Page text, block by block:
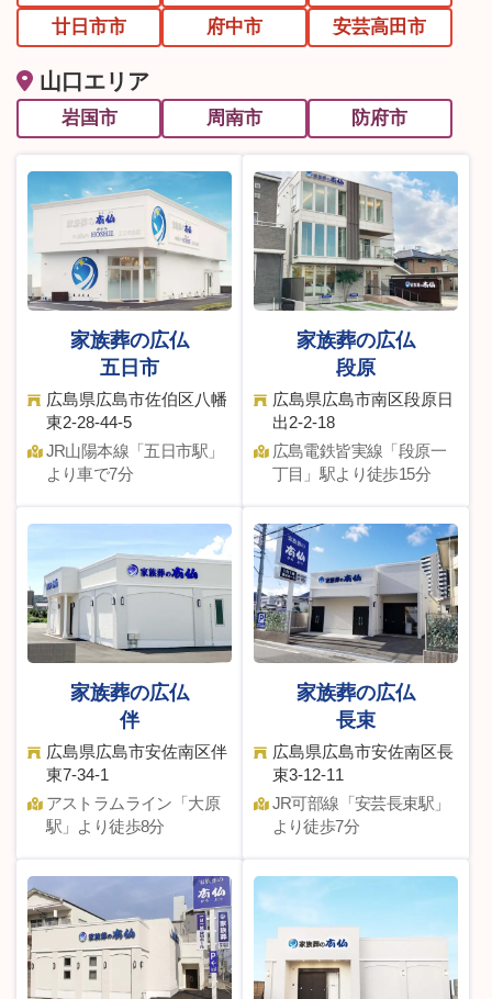
廿日市市
府中市 安芸高田市
山口エリア
岩国市 周南市 防府市
家族葬の広仏
五日市
広島県広島市佐伯区八幡
東2-28-44-5
JR⼭陽本線「五⽇市駅」
より車で7分
家族葬の広仏
段原
広島県広島市南区段原日
出2-2-18
広島電鉄皆実線「段原⼀
丁⽬」駅より徒歩15分
家族葬の広仏
伴
広島県広島市安佐南区伴
東7-34-1
アストラムライン「⼤原
駅」より徒歩8分
家族葬の広仏
長束
広島県広島市安佐南区長
束3-12-11
JR可部線「安芸⻑束駅」
より徒歩7分